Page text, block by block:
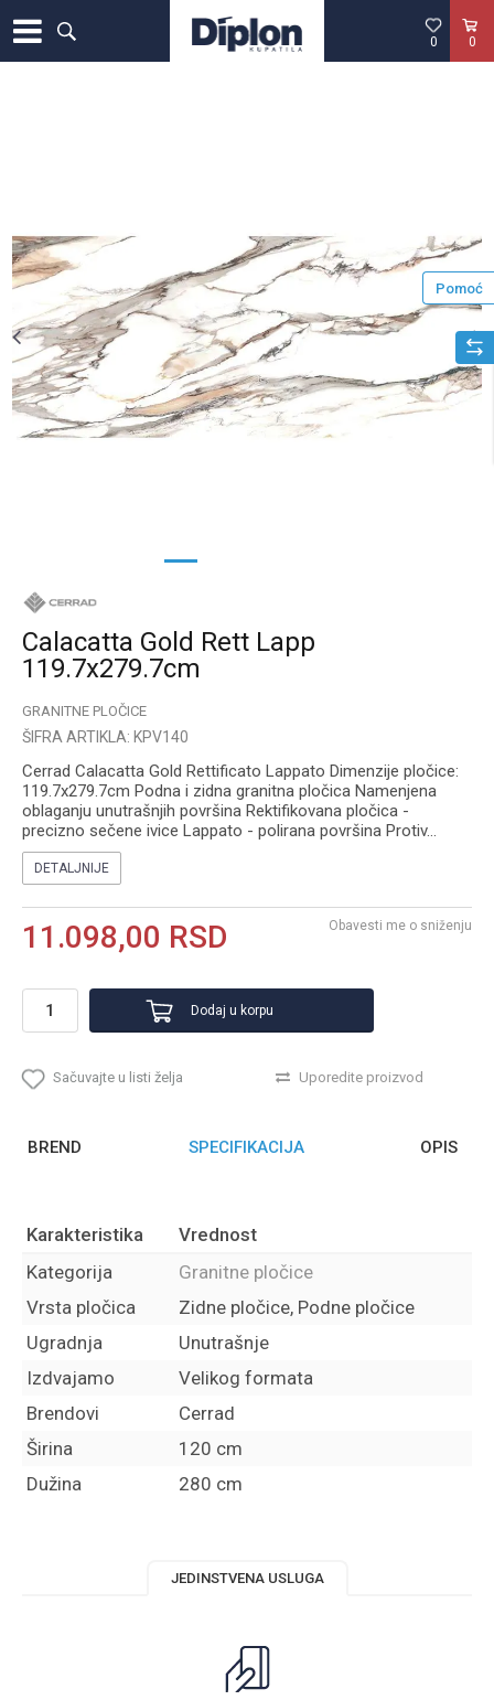
0
0
1
Calacatta Gold Rett Lapp
119.7x279.7cm
GRANITNE PLOČICE
ŠIFRA ARTIKLA: KPV140
Cerrad Calacatta Gold Rettificato Lappato Dimenzije pločice:
119.7x279.7cm Podna i zidna granitna pločica Namenjena
oblaganju unutrašnjih površina Rektifikovana pločica -
precizno sečene ivice Lappato - polirana površina Protiv...
DETALJNIJE
11.098,00 RSD Obavesti me o sniženju
Dodaj u korpu
Sačuvajte u listi želja Uporedite proizvod
Pomoć
BREND SPECIFIKACIJA OPIS
Karakteristika
Vrednost
Kategorija
Granitne pločice
Vrsta pločica
Zidne pločice, Podne pločice
Ugradnja
Unutrašnje
Izdvajamo
Velikog formata
Brendovi
Cerrad
Širina
120 cm
Dužina
280 cm
JEDINSTVENA USLUGA